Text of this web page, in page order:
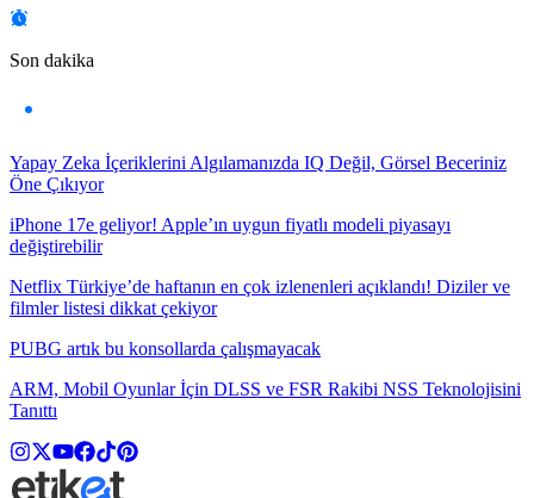
Son dakika
Yapay Zeka İçeriklerini Algılamanızda IQ Değil, Görsel Beceriniz
Öne Çıkıyor
iPhone 17e geliyor! Apple’ın uygun fiyatlı modeli piyasayı
değiştirebilir
Netflix Türkiye’de haftanın en çok izlenenleri açıklandı! Diziler ve
filmler listesi dikkat çekiyor
PUBG artık bu konsollarda çalışmayacak
ARM, Mobil Oyunlar İçin DLSS ve FSR Rakibi NSS Teknolojisini
Tanıttı